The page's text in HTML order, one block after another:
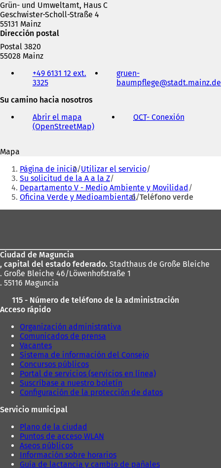
Grün- und Umweltamt, Haus C
Geschwister-Scholl-Straße 4
55131 Mainz
Dirección postal
Postal 3820
55028 Mainz
dirección
de
electrónico
+49 6131 12 ext.
3325
gruen-
baumpflege
stadt.mainz de
Su camino hacia nosotros
Abrir el mapa
(OpenStreetMap)(
b
r
e
e
n
u
u
v
a
s
a
ñ
a
)
OCT- Conexión
e
n
u
n
e
a
Mapa
Estás
aquí:
Página de inicio Utilizar el servicio
Su solicitud de la A a la Z
Departamento V - Medio Ambiente y Movilidad
Oficina Verde y Medioambiental Teléfono verde
pies
Ciudad de Maguncia
, capital del estado federado. Stadthaus de Große Bleiche
. Große Bleiche 46/Löwenhofstraße 1
. 55116 Maguncia
115 - Número de teléfono de la administración
Acceso rápido
Organización administrativa
Comunicados de prensa
Vacantes
Sistema de información del Consejo
Concursos públicos
Portal de servicios (servicios en línea)
Suscríbase a nuestro boletín
Configuración de la protección de datos
Servicio municipal
Plano de la ciudad
Puntos de acceso WLAN
Aseos públicos
Información sobre horarios
Guía de lactancia y cambio de pañales